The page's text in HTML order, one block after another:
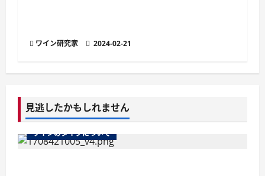
ワイン研究家 2024-02-21
見逃したかもしれません
ワインのタイプについて